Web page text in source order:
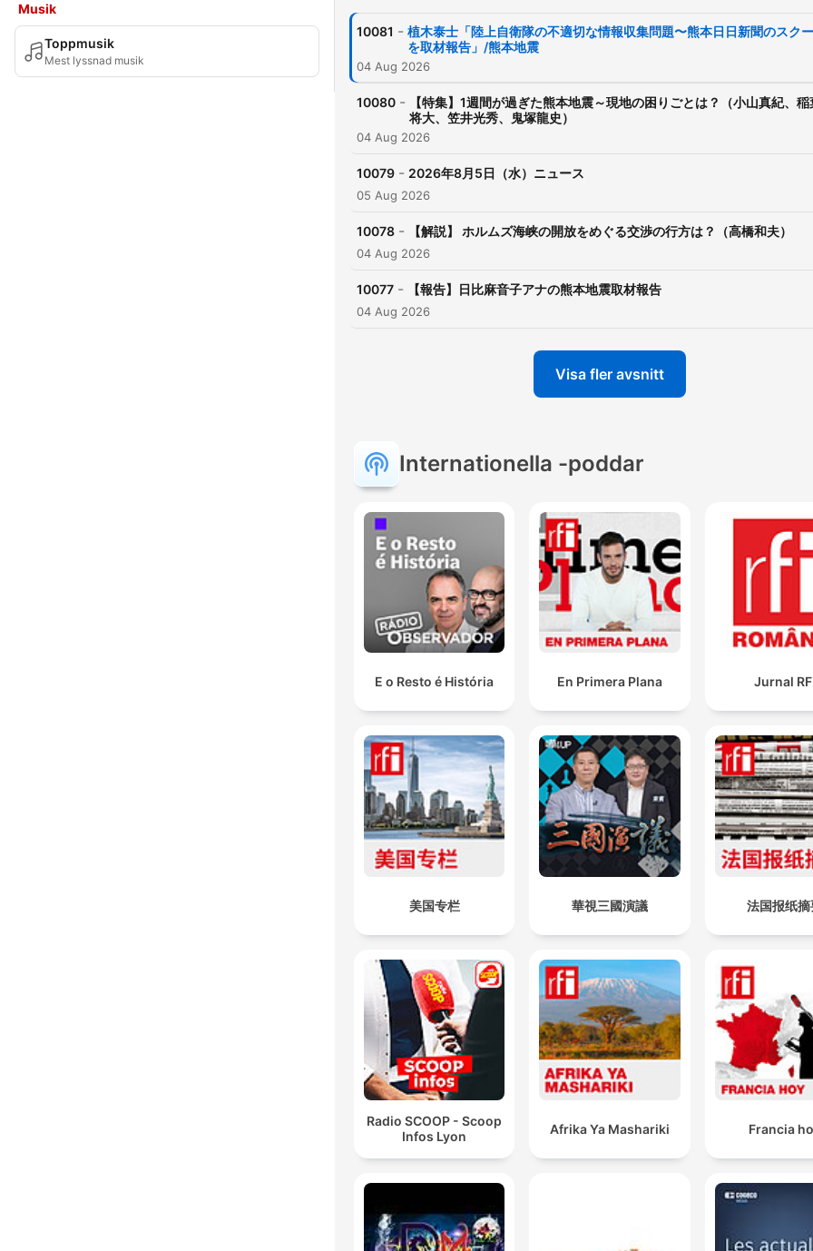
Musik
Toppmusik
Mest lyssnad musik
制作：TBSラジオ TBS Podcast
10081 - 植木泰士「陸上自衛隊の不適切な情報収集問題〜熊本日日新聞のスク
を取材報告」/熊本地震
04 Aug 2026
10080 -
【特集】1週間が過ぎた熊本地震～現地の困りごとは？（小山真紀、稲
将大、笠井光秀、鬼塚龍史）
04 Aug 2026
10079 - 2026年8月5日（水）ニュース
05 Aug 2026
10078 - 【解説】 ホルムズ海峡の開放をめぐる交渉の行方は？（高橋和夫）
04 Aug 2026
10077 - 【報告】日比麻音子アナの熊本地震取材報告
04 Aug 2026
Visa fler avsnitt
Internationella -poddar
E o Resto é História En Primera Plana Jurnal
美国专栏 華視三國演議 法国报纸
Radio SCOOP - Scoop
Infos Lyon
Afrika Ya Mashariki Francia